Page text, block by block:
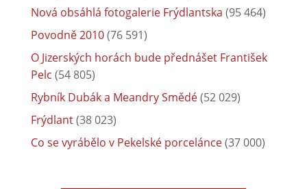
Nová obsáhlá fotogalerie Frýdlantska (95 464)
Povodně 2010(76 591)
O Jizerských horách bude přednášet František
Pelc (54 805)
Rybník Dubák a Meandry Smědé(52 029)
Frýdlant(38 023)
Co se vyrábělo v Pekelské porcelánce(37 000)